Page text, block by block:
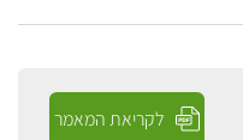
לקריאת המאמר